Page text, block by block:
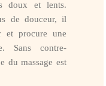
doux et lents.
de douceur, il
et procure une
Sans contre-
du massage est